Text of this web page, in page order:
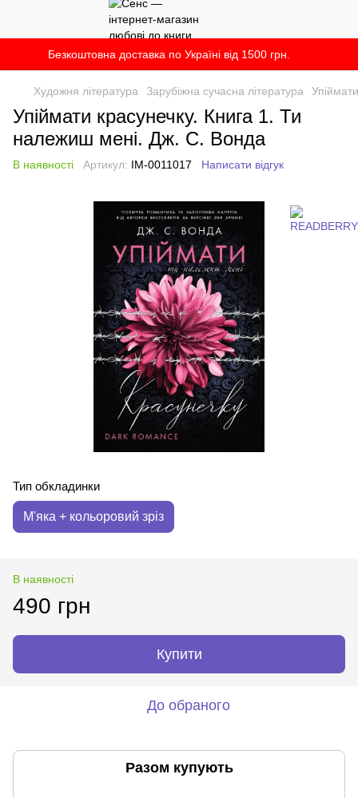
Безкоштовна доставка по Україні від 1500 грн.
Художня література Зарубіжна сучасна література
Упіймати красунечку. Книга 1. Ти
належиш мені. Дж. С. Вонда
В наявності Артикул: IM-0011017 Написати відгук
Тип обкладинки
М'яка + кольоровий зріз
В наявності
490 грн
Купити
До обраного
Разом купують